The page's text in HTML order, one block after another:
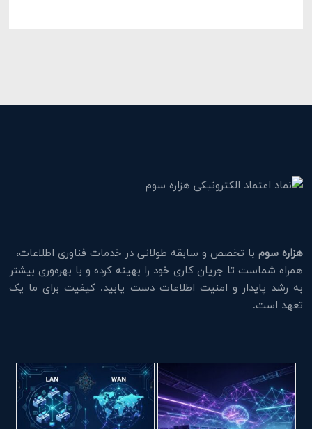
هزاره سوم با تخصص و سابقه طولانی در خدمات فناوری اطلاعات،
همراه شماست تا جریان کاری خود را بهینه کرده و با بهره‌وری بیشتر
به رشد پایدار و امنیت اطلاعات دست یابید. کیفیت برای ما یک
تعهد است.